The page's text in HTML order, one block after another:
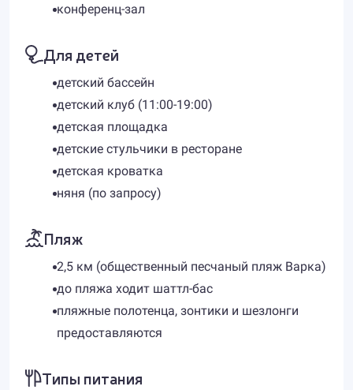
конференц-зал
Для детей
детский бассейн
детский клуб (11:00-19:00)
детская площадка
детские стульчики в ресторане
детская кроватка
няня (по запросу)
Пляж
2,5 км (общественный песчаный пляж Варка)
до пляжа ходит шаттл-бас
пляжные полотенца, зонтики и шезлонги
предоставляются
Типы питания